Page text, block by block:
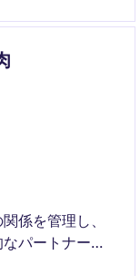
係を管理し、
パートナーシ